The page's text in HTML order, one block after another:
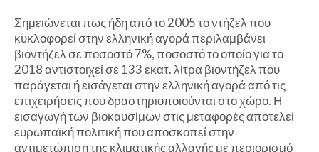
Σημειώνεται πως ήδη από το 2005 το ντήζελ που
κυκλοφορεί στην ελληνική αγορά περιλαμβάνει
βιοντήζελ σε ποσοστό 7%, ποσοστό το οποίο για το
2018 αντιστοιχεί σε 133 εκατ. λίτρα βιοντήζελ που
παράγεται ή εισάγεται στην ελληνική αγορά από τις
επιχειρήσεις που δραστηριοποιούνται στο χώρο. Η
εισαγωγή των βιοκαυσίμων στις μεταφορές αποτελεί
ευρωπαϊκή πολιτική που αποσκοπεί στην
αντιμετώπιση της κλιματικής αλλαγής με περιορισμό